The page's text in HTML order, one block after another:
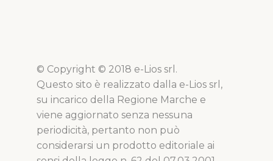
© Copyright © 2018 e-Lios srl.
Questo sito è realizzato dalla e-Lios srl,
su incarico della Regione Marche e
viene aggiornato senza nessuna
periodicità, pertanto non può
considerarsi un prodotto editoriale ai